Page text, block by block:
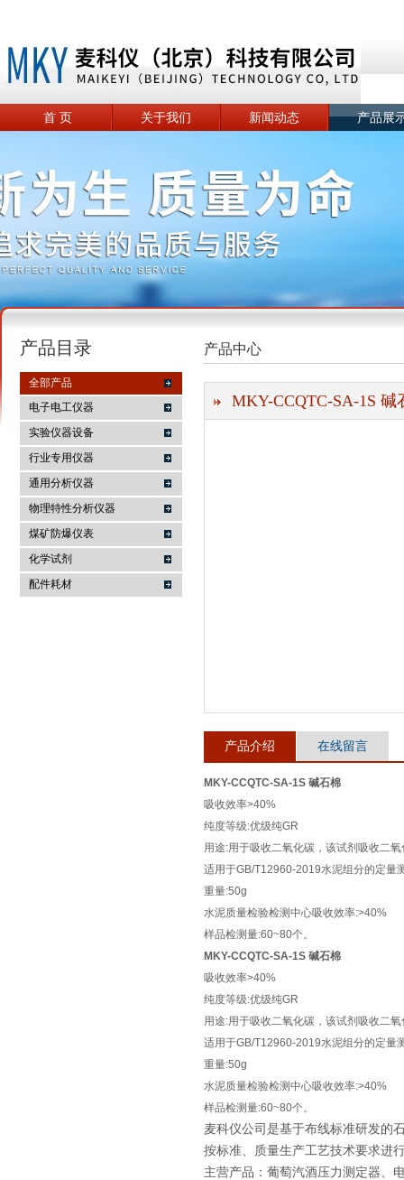
麦科仪（北京）科技有限公司
首 页 关于我们 新闻动态 产品展
产品目录
全部产品
电子电工仪器
实验仪器设备
行业专用仪器
通用分析仪器
物理特性分析仪器
煤矿防爆仪表
化学试剂
配件耗材
产品中心
MKY-CCQTC-SA-1S 碱
产品介绍 在线留言
MKY-CCQTC-SA-1S 碱石棉
吸收效率>40%
纯度等级:优级纯GR
用途:用于吸收二氧化碳，该试剂吸收二
适用于GB/T12960-2019水泥组分的定量
重量:50g
水泥质量检验检测中心吸收效率:>40%
样品检测量:60~80个。
MKY-CCQTC-SA-1S 碱石棉
吸收效率>40%
纯度等级:优级纯GR
用途:用于吸收二氧化碳，该试剂吸收二
适用于GB/T12960-2019水泥组分的定量
重量:50g
水泥质量检验检测中心吸收效率:>40%
样品检测量:60~80个。
麦科仪公司是基于布线标准研发的
按标准、质量生产工艺技术要求进
主营产品：葡萄汽酒压力测定器、